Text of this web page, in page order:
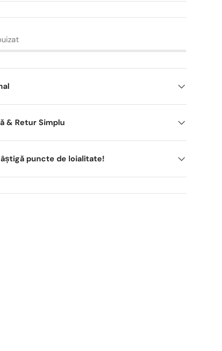
& Retur Simplu
puncte de loialitate!